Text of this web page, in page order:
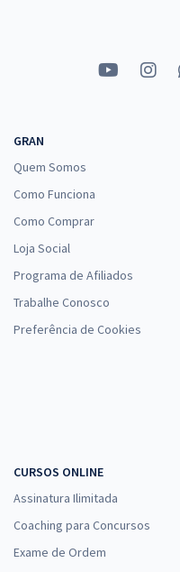
GRAN
Quem Somos
Como Funciona
Como Comprar
Loja Social
Programa de Afiliados
Trabalhe Conosco
Preferência de Cookies
CURSOS ONLINE
Assinatura Ilimitada
Coaching para Concursos
Exame de Ordem